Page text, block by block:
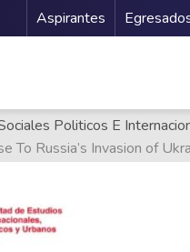
Menu
Aspirantes
Politicos E
To Russia’s Invasion of